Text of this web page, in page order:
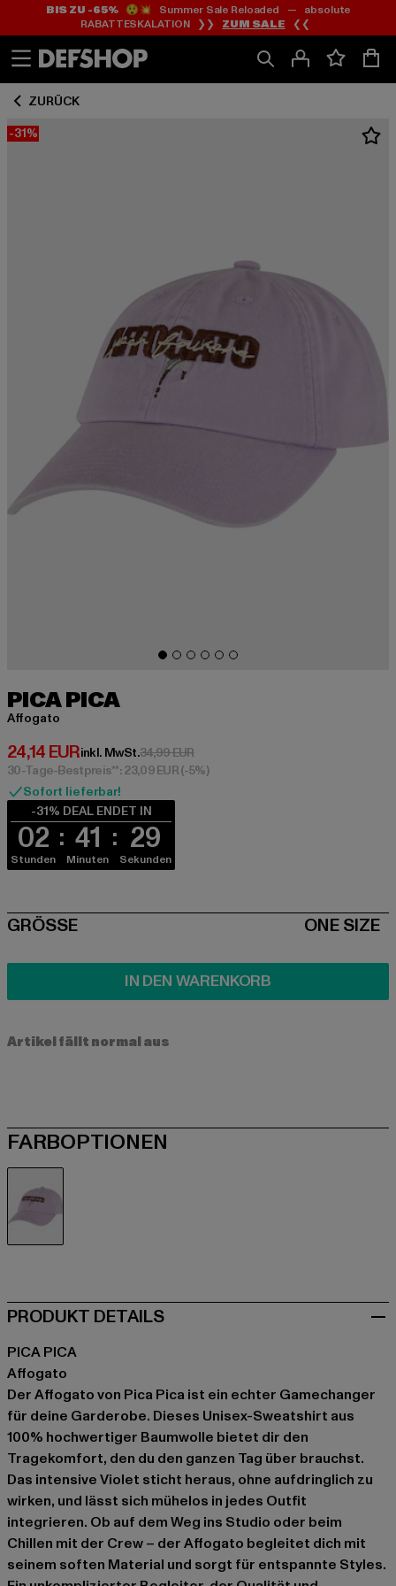
Zum
Inhalt
springen
Zum
Fußzeile
springen
BIS ZU -65%😲💥 Summer Sale Reloaded — absolute
RABATTESKALATION ❯❯ ZUM SALE ❮❮
ZURÜCK
-31%
PICA PICA
Affogato
24,14 EUR
Derzeitiger Preis: 24,14 EUR
inkl. MwSt.34,99 EURAktionspreis: 34,99 EUR
30-Tage-Bestpreis**: 23,09 EUR(-5%)
Sofort lieferbar!
-31% DEAL ENDET IN
02
Stunden
41
Minuten
29
Sekunden
SIZE
GRÖSSE ONE SIZE
IN DEN WARENKORB
Artikel fällt normal aus
FARBOPTIONEN
PRODUKT DETAILS
PICA PICA
Affogato
Der Affogato von Pica Pica ist ein echter Gamechanger
für deine Garderobe. Dieses Unisex-Sweatshirt aus
100% hochwertiger Baumwolle bietet dir den
Tragekomfort, den du den ganzen Tag über brauchst.
Das intensive Violet sticht heraus, ohne aufdringlich zu
wirken, und lässt sich mühelos in jedes Outfit
integrieren. Ob auf dem Weg ins Studio oder beim
Chillen mit der Crew – der Affogato begleitet dich mit
seinem soften Material und sorgt für entspannte Styles.